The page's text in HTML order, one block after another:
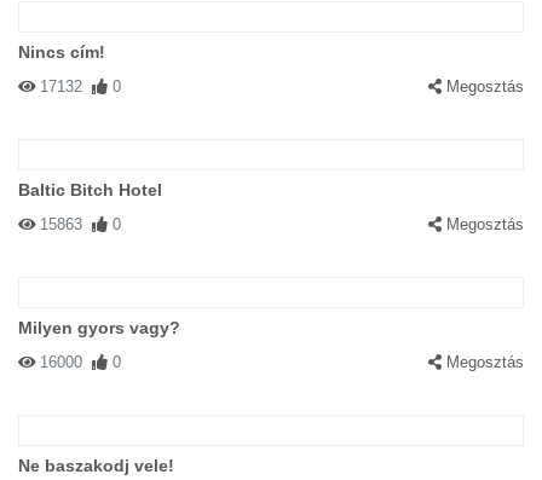
Nincs cím!
17132 0 Megosztás
Baltic Bitch Hotel
15863 0 Megosztás
Milyen gyors vagy?
16000 0 Megosztás
Ne baszakodj vele!